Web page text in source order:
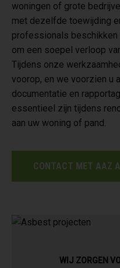
woningen of grote
met dezelfde toewijding
professionals
om een soepel verloop
Tijdens onze
voorop, en we voorzien u
documentatie en
essentieel zijn tijdens
aan uw woning of pand.
CONTACT MET AAZ
WIJ ZORGEN